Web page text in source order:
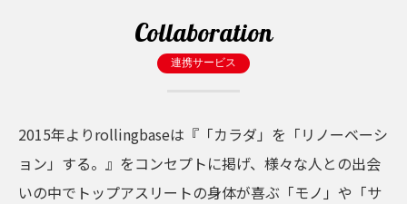
Collaboration
連携サービス
2015年よりrollingbaseは『「カラダ」を「リノーベーシ
ョン」する。』をコンセプトに掲げ、様々な人との出会
いの中でトップアスリートの身体が喜ぶ「モノ」や「サ